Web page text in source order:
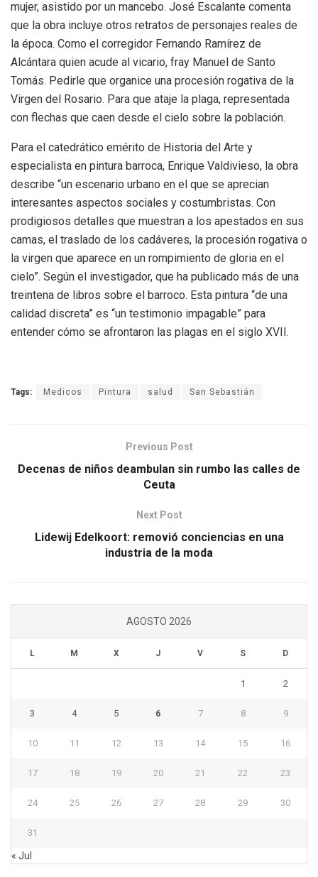
mujer, asistido por un mancebo. José Escalante comenta
que la obra incluye otros retratos de personajes reales de
la época. Como el corregidor Fernando Ramírez de
Alcántara quien acude al vicario, fray Manuel de Santo
Tomás. Pedirle que organice una procesión rogativa de la
Virgen del Rosario. Para que ataje la plaga, representada
con flechas que caen desde el cielo sobre la población.
Para el catedrático emérito de Historia del Arte y
especialista en pintura barroca, Enrique Valdivieso, la obra
describe “un escenario urbano en el que se aprecian
interesantes aspectos sociales y costumbristas. Con
prodigiosos detalles que muestran a los apestados en sus
camas, el traslado de los cadáveres, la procesión rogativa o
la virgen que aparece en un rompimiento de gloria en el
cielo”. Según el investigador, que ha publicado más de una
treintena de libros sobre el barroco. Esta pintura “de una
calidad discreta” es “un testimonio impagable” para
entender cómo se afrontaron las plagas en el siglo XVII.
Tags: Medicos Pintura salud San Sebastián
Previous Post
Decenas de niños deambulan sin rumbo las calles de
Ceuta
Next Post
Lidewij Edelkoort: removió conciencias en una
industria de la moda
AGOSTO 2026
L M X J V S D
1 2
3 4 5 6 7 8 9
10 11 12 13 14 15 16
17 18 19 20 21 22 23
24 25 26 27 28 29 30
31
« Jul